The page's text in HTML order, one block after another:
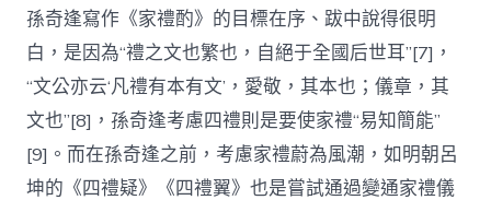
孫奇逢寫作《家禮酌》的目標在序、跋中說得很明
白，是因為“禮之文也繁也，自絕于全國后世耳”[7]，
“文公亦云‘凡禮有本有文’，愛敬，其本也；儀章，其
文也”[8]，孫奇逢考慮四禮則是要使家禮“易知簡能”
[9]。而在孫奇逢之前，考慮家禮蔚為風潮，如明朝呂
坤的《四禮疑》《四禮翼》也是嘗試通過變通家禮儀